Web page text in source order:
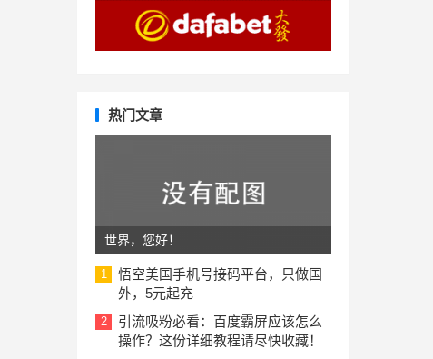
热门文章
世界，您好！
1
悟空美国手机号接码平台，只做国
外，5元起充
2
引流吸粉必看：百度霸屏应该怎么
操作？这份详细教程请尽快收藏！